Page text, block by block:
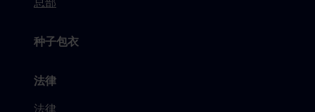
种子包衣
法律
法律